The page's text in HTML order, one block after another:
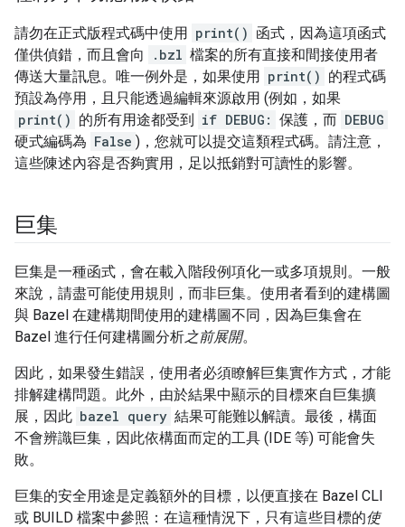
請勿在正式版程式碼中使用 print() 函式，因為這項函式
僅供偵錯，而且會向
.bzl 檔案的所有直接和間接使用者
傳送大量訊息。唯一例外是，如果使用 print() 的程式碼
預設為停用，且只能透過編輯來源啟用 (例如，如果
print() 的所有用途都受到 if DEBUG: 保護，而 DEBUG
硬式編碼為 False )，您就可以提交這類程式碼。請注意，
這些陳述內容是否夠實用，足以抵銷對可讀性的影響。
巨集
巨集是一種函式，會在載入階段例項化一或多項規則。一般
來說，請盡可能使用規則，而非巨集。使用者看到的建構圖
與 Bazel 在建構期間使用的建構圖不同，因為巨集會在
Bazel 進行任何建構圖分析之前展開。
因此，如果發生錯誤，使用者必須瞭解巨集實作方式，才能
排解建構問題。此外，由於結果中顯示的目標來自巨集擴
展，因此 bazel query 結果可能難以解讀。最後，構面
不會辨識巨集，因此依構面而定的工具 (IDE 等) 可能會失
敗。
巨集的安全用途是定義額外的目標，以便直接在 Bazel CLI
或 BUILD 檔案中參照：在這種情況下，只有這些目標的使